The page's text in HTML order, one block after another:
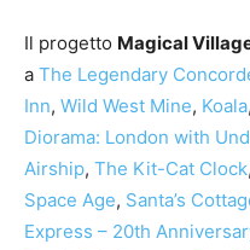
Il progetto Magical
a The Legendary
Inn, Wild West Mine, Koala,
Diorama: London with
Airship, The Kit-Cat Clock,
Space Age, Santa’s
Express – 20th